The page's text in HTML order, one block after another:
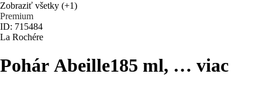
Zobraziť všetky (+1)
Premium
ID: 715484
La Rochére
Pohár Abeille185 ml, … viac